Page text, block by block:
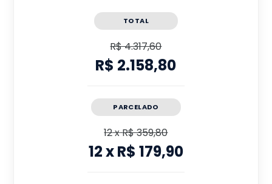
TOTAL
R$ 4.317,60
R$ 2.158,80
PARCELADO
12xR$ 359,80
12xR$ 179,90